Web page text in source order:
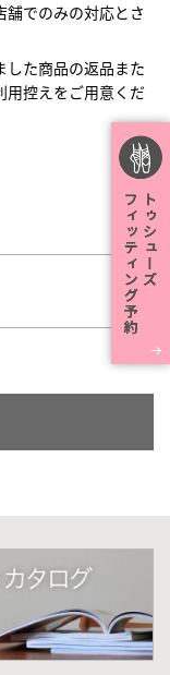
でのみの対応とさ
した商品の返品また
用控えをご用意くだ